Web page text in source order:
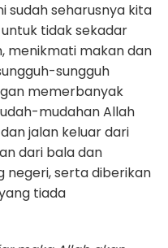
sudah seharusnya kita
tidak sekadar
menikmati makan dan
sungguh
memerbanyak
mudahan Allah
jalan keluar dari
dari bala dan
negeri, serta diberikan
tiada